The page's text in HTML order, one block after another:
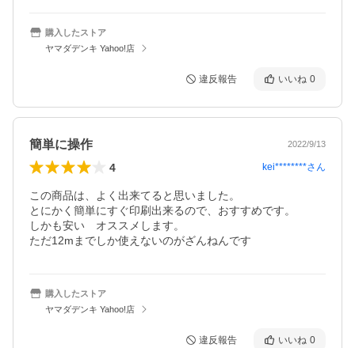
購入したストア
ヤマダデンキ Yahoo!店
違反報告 いいね 0
簡単に操作 2022/9/13
4 kei********さん
この商品は、よく出来てると思いました。
とにかく簡単にすぐ印刷出来るので、おすすめです。
しかも安い　オススメします。
ただ12mまでしか使えないのがざんねんです
購入したストア
ヤマダデンキ Yahoo!店
違反報告 いいね 0